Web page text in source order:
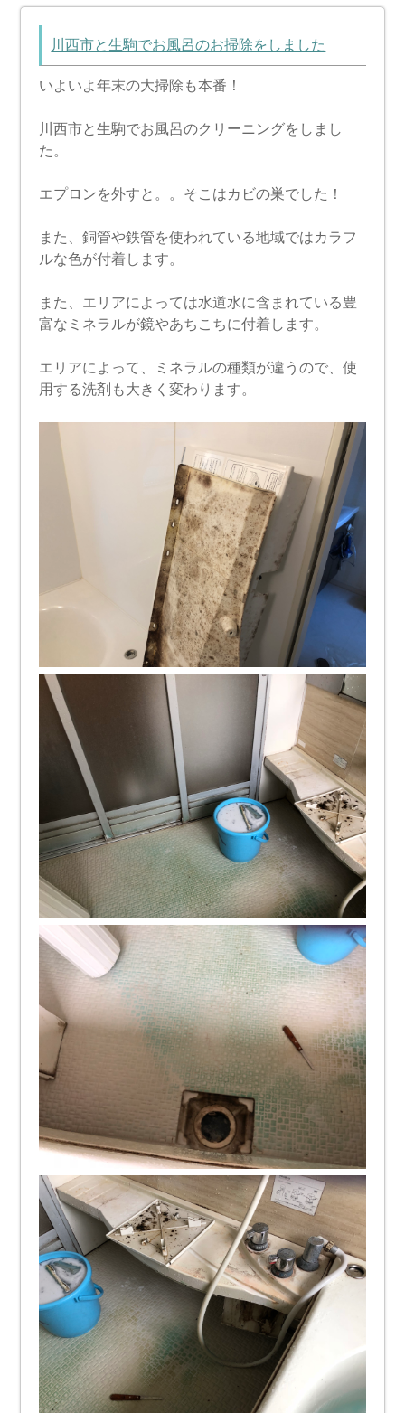
川西市と生駒でお風呂のお掃除をしました
いよいよ年末の大掃除も本番！
川西市と生駒でお風呂のクリーニングをしまし
た。
エプロンを外すと。。そこはカビの巣でした！
また、銅管や鉄管を使われている地域ではカラフ
ルな色が付着します。
また、エリアによっては水道水に含まれている豊
富なミネラルが鏡やあちこちに付着します。
エリアによって、ミネラルの種類が違うので、使
用する洗剤も大きく変わります。